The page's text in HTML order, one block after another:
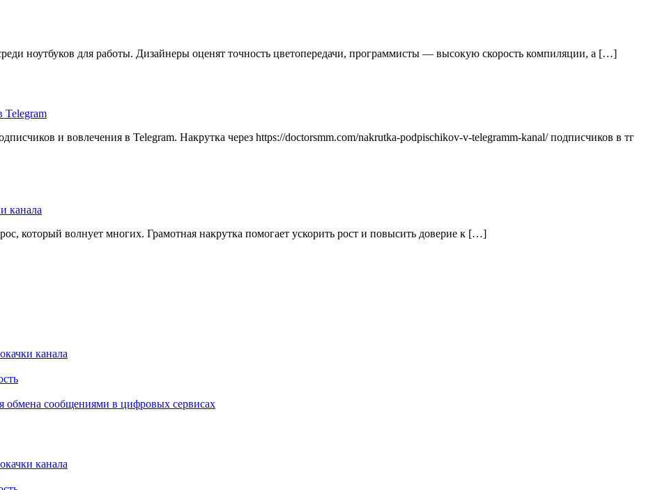
ноутбуков для работы. Дизайнеры оценят точность цветопередачи, программисты — высокую скорость компиляции, а […]
Telegram
и вовлечения в Telegram. Накрутка через https://doctorsmm.com/nakrutka-podpischikov-v-telegramm-kanal/ подписчиков в тг
канала
который волнует многих. Грамотная накрутка помогает ускорить рост и повысить доверие к […]
канала
обмена сообщениями в цифровых сервисах
канала